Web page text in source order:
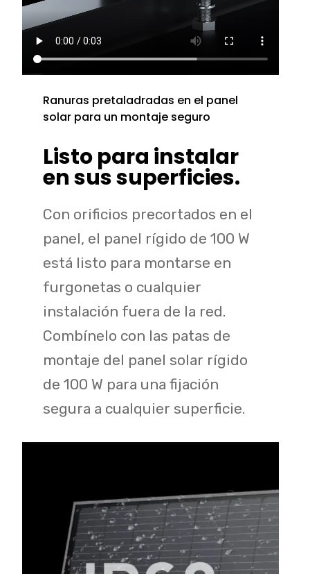
Ranuras pretaladradas en el panel
solar para un montaje seguro
Listo para instalar
en sus superficies.
Con orificios precortados en el
panel, el panel rígido de 100 W
está listo para montarse en
furgonetas o cualquier
instalación fuera de la red.
Combínelo con las patas de
montaje del panel solar rígido
de 100 W para una fijación
segura a cualquier superficie.